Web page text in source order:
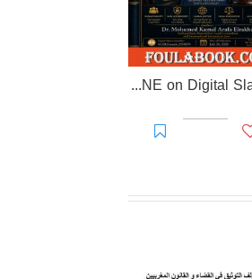
EL-RAKHAWI DOCTRINE on Digital Slavery